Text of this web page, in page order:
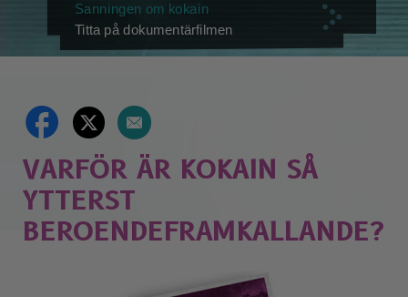
Sanningen om kokain
Titta på dokumentärfilmen
VARFÖR ÄR KOKAIN SÅ
YTTERST
BEROENDEFRAMKALLANDE?